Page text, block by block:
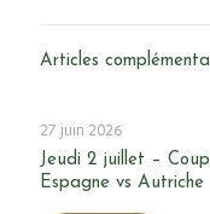
Articles
27 juin 2026
Jeudi 2 juillet –
Espagne vs